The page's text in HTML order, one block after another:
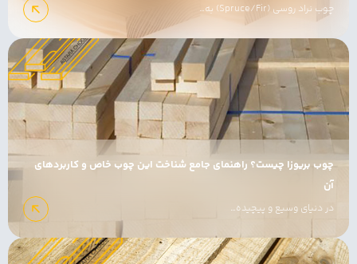
چوب نراد روسی (Spruce/Fir) به…
چوب بریوزا چیست؟ راهنمای جامع شناخت این چوب خاص و کاربردهای
آن
در دنیای وسیع و پیچیده…